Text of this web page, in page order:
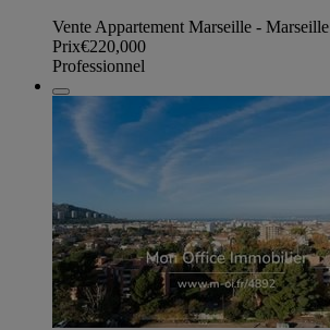
Vente Appartement Marseille - Marseille
Prix€220,000
Professionnel